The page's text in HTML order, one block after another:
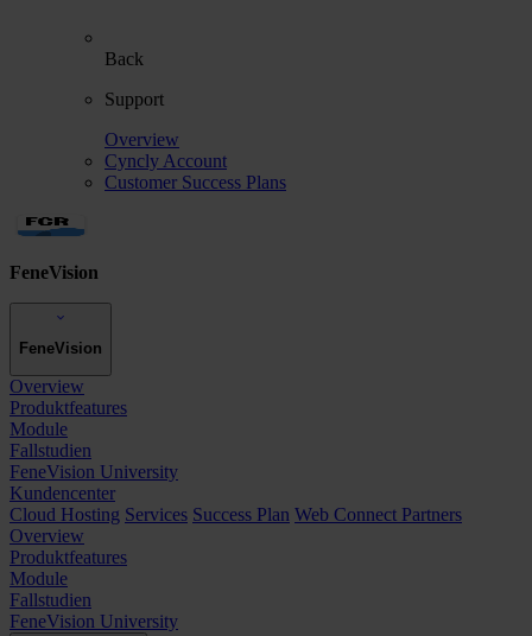
Back
Support
Overview
Cyncly Account
Customer Success Plans
FeneVision
FeneVision
Overview
Produktfeatures
Module
Fallstudien
FeneVision University
Kundencenter
Cloud Hosting Services Success Plan Web Connect Partners
Overview
Produktfeatures
Module
Fallstudien
FeneVision University